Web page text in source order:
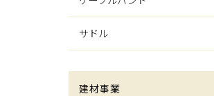
サドル
建材事業